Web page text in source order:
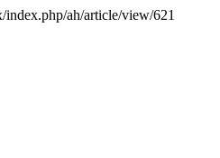
index.php/ah/article/view/621